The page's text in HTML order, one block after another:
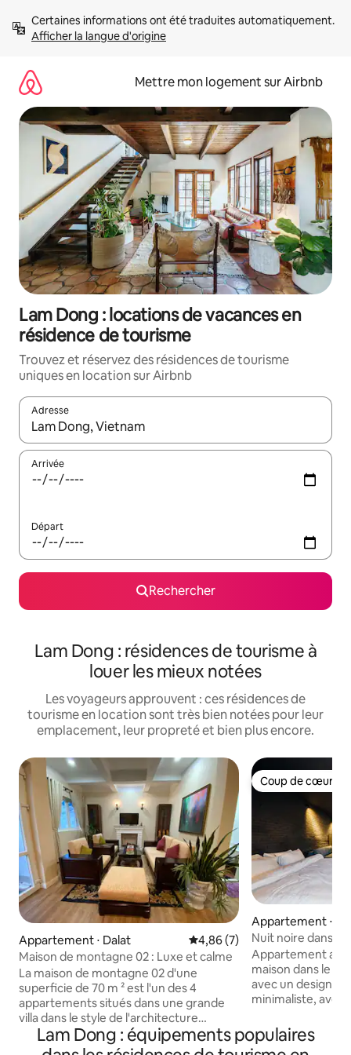
directement
Afficher la langue d'origine
Mettre mon logement sur Airbnb
Lam Dong : locations de vacances en
résidence de tourisme
Trouvez et réservez des résidences de tourisme
uniques en location sur Airbnb
Adresse
Lorsque les résultats s'affichent, utilisez les flèches vers le
Arrivée
Départ
Rechercher
Lam Dong : résidences de tourisme à
louer les mieux notées
Les voyageurs approuvent : ces résidences de
tourisme en location sont très bien notées pour leur
emplacement, leur propreté et bien plus encore.
Appartement ⋅ Dalat Évaluation moyenne sur la
4,86 (7)
Maison de montagne 02 : Luxe et calme
La maison de montagne 02 d'une
superficie de 70 m ² est l'un des 4
appartements situés dans une grande
villa dans le style de l'architecture
française comprenant un salon, une
cuisine, 2 chambres , 1 salle de bain .
Coup de cœur
Coup de cœur
Appartement ⋅
Nuit noire dans le
Appartement au
maison dans le
avec un design
minimaliste, avec
marché, du
pub) avec cuisine
Lam Dong : équipements populaires